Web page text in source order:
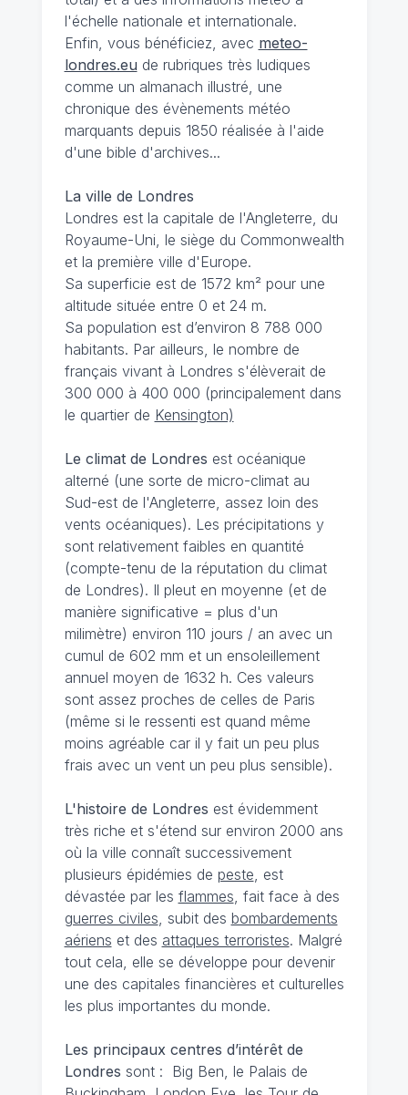
l'échelle nationale et internationale.
Enfin, vous bénéficiez, avec meteo-
londres.eu de rubriques très ludiques
comme un almanach illustré, une
chronique des évènements météo
marquants depuis 1850 réalisée à l'aide
d'une bible d'archives...
La ville de Londres
Londres est la capitale de l'Angleterre, du
Royaume-Uni, le siège du Commonwealth
et la première ville d'Europe.
Sa superficie est de 1572 km² pour une
altitude située entre 0 et 24 m.
Sa population est d’environ 8 788 000
habitants. Par ailleurs, le nombre de
français vivant à Londres s'élèverait de
300 000 à 400 000 (principalement dans
le quartier de Kensington)
Le climat de Londres est océanique
alterné (une sorte de micro-climat au
Sud-est de l'Angleterre, assez loin des
vents océaniques). Les précipitations y
sont relativement faibles en quantité
(compte-tenu de la réputation du climat
de Londres). Il pleut en moyenne (et de
manière significative = plus d'un
milimètre) environ 110 jours / an avec un
cumul de 602 mm et un ensoleillement
annuel moyen de 1632 h. Ces valeurs
sont assez proches de celles de Paris
(même si le ressenti est quand même
moins agréable car il y fait un peu plus
frais avec un vent un peu plus sensible).
L'histoire de Londres est évidemment
très riche et s'étend sur environ 2000 ans
où la ville connaît successivement
plusieurs épidémies de peste, est
dévastée par les flammes, fait face à des
guerres civiles, subit des bombardements
aériens et des attaques terroristes. Malgré
tout cela, elle se développe pour devenir
une des capitales financières et culturelles
les plus importantes du monde.
Les principaux centres d’intérêt de
Londres sont : Big Ben, le Palais de